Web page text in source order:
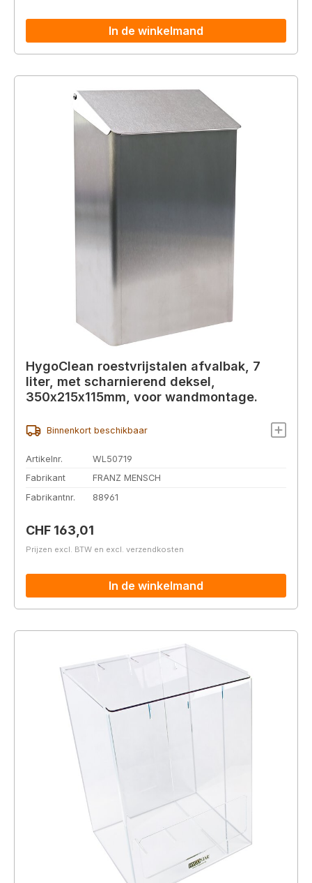
In de winkelmand
HygoClean roestvrijstalen afvalbak, 7
liter, met scharnierend deksel,
350x215x115mm, voor wandmontage.
Binnenkort beschikbaar
Artikelnr.
WL50719
Fabrikant
FRANZ MENSCH
Fabrikantnr.
88961
Normale prijs:
CHF 163,01
Prijzen excl. BTW en excl. verzendkosten
In de winkelmand